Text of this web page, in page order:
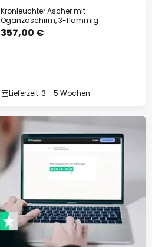
Kronleuchter Ascher mit
Oganzaschirm, 3-flammig
357,00 €
Lieferzeit: 3 - 5 Wochen